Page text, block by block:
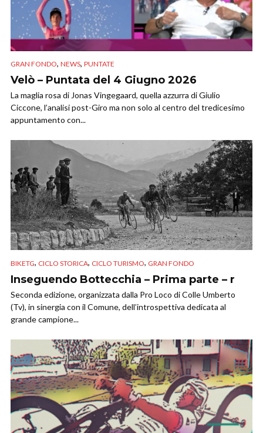
GRAN FONDO, NEWS, PUNTATE
Velò – Puntata del 4 Giugno 2026
La maglia rosa di Jonas Vingegaard, quella azzurra di Giulio
Ciccone, l’analisi post-Giro ma non solo al centro del tredicesimo
appuntamento con...
BIKETG, CICLO STORICA, CICLO TURISMO, GRAN FONDO
Inseguendo Bottecchia – Prima parte – r
Seconda edizione, organizzata dalla Pro Loco di Colle Umberto
(Tv), in sinergia con il Comune, dell’introspettiva dedicata al
grande campione...